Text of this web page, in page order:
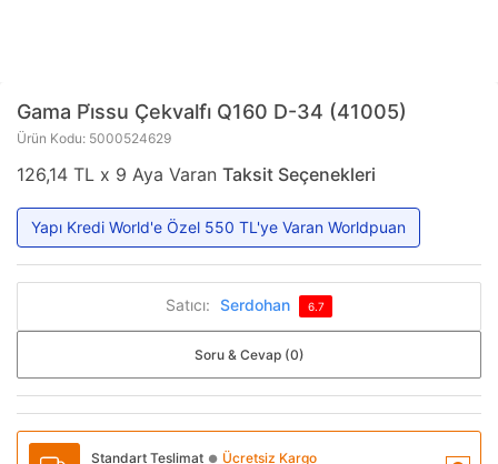
Gama Pi̇ssu Çekvalfi̇ Q160 D-34 (41005)
Ürün Kodu: 5000524629
126,14 TL x 9 Aya Varan Taksit Seçenekleri
Yapı Kredi World'e Özel 550 TL'ye Varan Worldpuan
Satıcı: Serdohan 6.7
Soru & Cevap (0)
Standart Teslimat ● Ücretsiz Kargo